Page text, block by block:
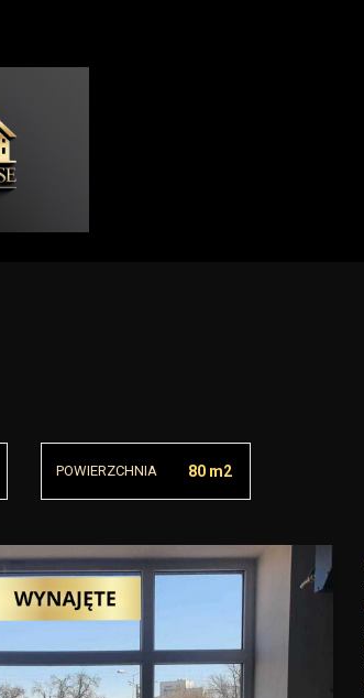
POWIERZCHNIA 80 m2